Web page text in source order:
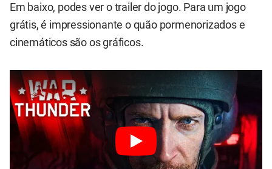
Em baixo, podes ver o trailer do jogo. Para um jogo
grátis, é impressionante o quão pormenorizados e
cinemáticos são os gráficos.